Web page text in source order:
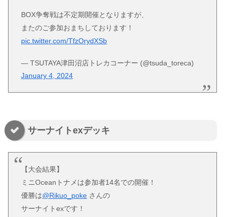
BOX争奪戦は不定期開催となりますが、
またのご参加おまちしております！
pic.twitter.com/TfzOrydXSb
— TSUTAYA津田沼店トレカコーナー (@tsuda_toreca)
January 4, 2024
サーナイトexデッキ
【大会結果】
ミニOceanトナメは参加者14名での開催！
優勝は@Rikuo_poke さんの
サーナイトexです！